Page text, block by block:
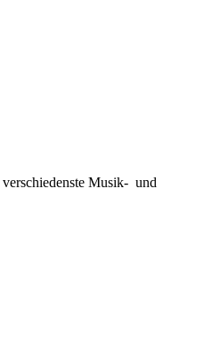
Musik- und